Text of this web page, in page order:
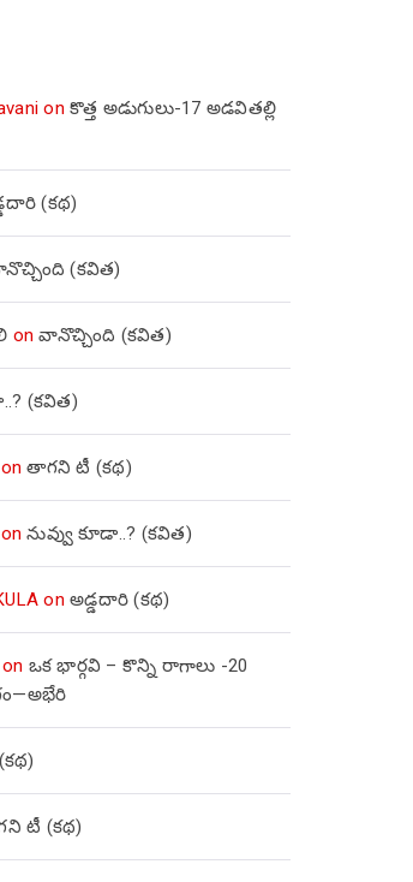
onకొత్త అడుగులు-17 అడవితల్లి
(కథ)
(కవిత)
onవానొచ్చింది (కవిత)
(కవిత)
onతాగని టీ (కథ)
onనువ్వు కూడా..? (కవిత)
onఅడ్డదారి (కథ)
on ఒక భార్గవి – కొన్ని రాగాలు -20
టీ (కథ)